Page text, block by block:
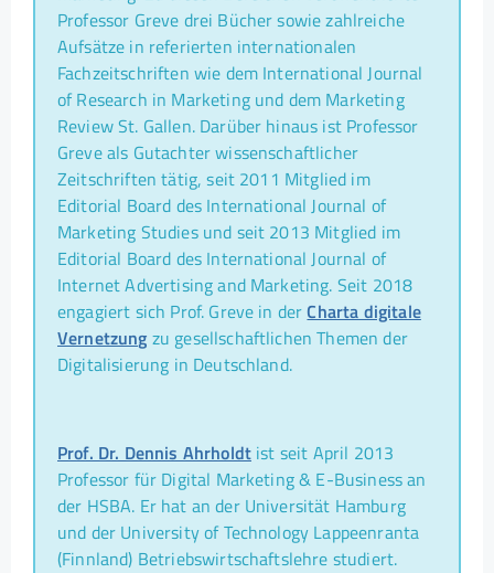
Professor Greve drei Bücher sowie zahlreiche
Aufsätze in referierten internationalen
Fachzeitschriften wie dem International Journal
of Research in Marketing und dem Marketing
Review St. Gallen. Darüber hinaus ist Professor
Greve als Gutachter wissenschaftlicher
Zeitschriften tätig, seit 2011 Mitglied im
Editorial Board des International Journal of
Marketing Studies und seit 2013 Mitglied im
Editorial Board des International Journal of
Internet Advertising and Marketing. Seit 2018
engagiert sich Prof. Greve in derCharta digitale
Vernetzung zu gesellschaftlichen Themen der
Digitalisierung in Deutschland.
Prof. Dr. Dennis Ahrholdt ist seit April 2013
Professor für Digital Marketing & E-Business an
der HSBA. Er hat an der Universität Hamburg
und der University of Technology Lappeenranta
(Finnland) Betriebswirtschaftslehre studiert.